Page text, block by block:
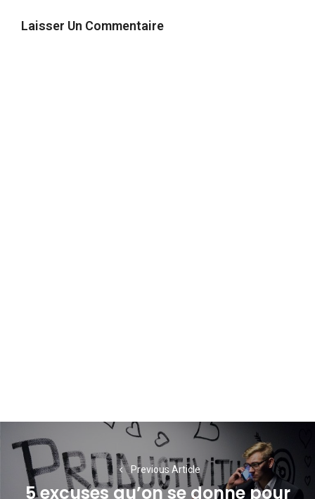
Laisser Un Commentaire
Navigation
l’article
Previous Article
5 excuses qu’on se donne pour